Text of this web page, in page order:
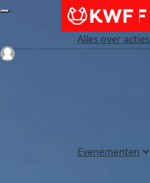
Alles over acties
Evenementen